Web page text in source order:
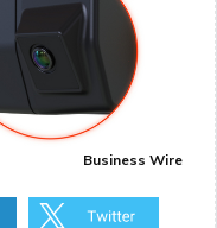
Business Wire